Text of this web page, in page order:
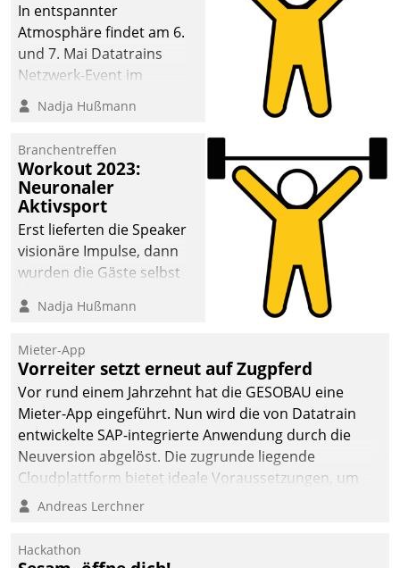
In entspannter
Atmosphäre findet am 6.
und 7. Mai Datatrains
Netzwerk-Event im
Kunden- und Partnerkreis
statt. Zentrale Frage: Wie
Mammutprojekte
meistern und Workloads
wuppen – bei zunehmend
anspruchsvollen
Aufgaben und
abnehmendem
Nadja Hußmann
Branchentreffen
Workout 2023:
Neuronaler
Aktivsport
Erst lieferten die Speaker
visionäre Impulse, dann
wurden die Gäste selbst
methodisch
Quartier. Dazwischen
zeigte Datatrain, was es
Neues zu bieten hat.
Nadja Hußmann
Mieter-App
Vorreiter setzt erneut auf Zugpferd
Vor rund einem Jahrzehnt hat die GESOBAU eine
Mieter-App eingeführt. Nun wird die von Datatrain
entwickelte SAP-integrierte Anwendung durch die
Neuversion abgelöst. Die zugrunde liegende
Cloudplattform bietet ideale Voraussetzungen, um
die Funktionalität der App zu erweitern und weitere
integrieren.
Andreas Lerchner
Hackathon